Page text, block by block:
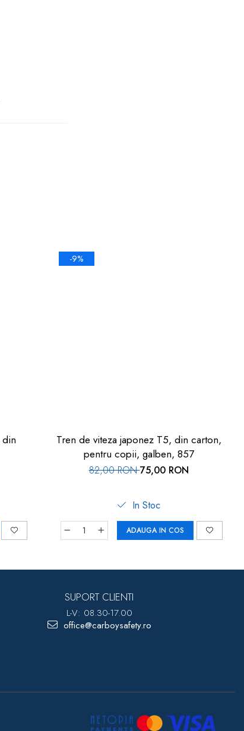
din
-9%
Tren de viteza japonez T5, din carton,
pentru copii, galben, 857
82,00 RON75,00 RON
In Stoc
ADAUGA IN COS
SUPORT CLIENTI
L-V: 08.30-17.00
office@carboysafety.ro